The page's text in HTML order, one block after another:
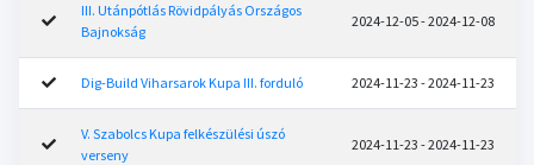
III. Utánpótlás Rövidpályás Országos
Bajnokság
2024-12-05 - 2024-12-08
Dig-Build Viharsarok Kupa III. forduló 2024-11-23 - 2024-11-23
V. Szabolcs Kupa felkészülési úszó
verseny
2024-11-23 - 2024-11-23